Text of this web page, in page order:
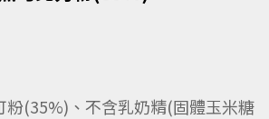
粉(35%)、不含乳奶精(固體玉米糖